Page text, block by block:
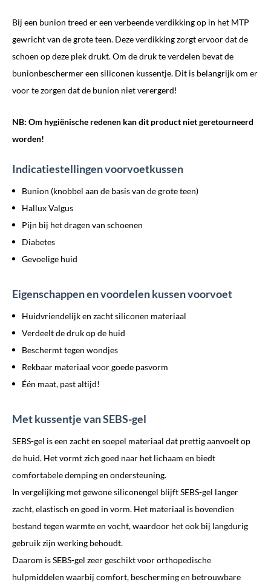
Bij een bunion treed er een verbeende verdikking op in het MTP
gewricht van de grote teen. Deze verdikking zorgt ervoor dat de
schoen op deze plek drukt. Om de druk te verdelen bevat de
bunionbeschermer een siliconen kussentje. Dit is belangrijk om er
voor te zorgen dat de bunion niet verergerd!
NB: Om hygiënische redenen kan dit product niet geretourneerd
worden!
Indicatiestellingen voorvoetkussen
Bunion (knobbel aan de basis van de grote teen)
Hallux Valgus
Pijn bij het dragen van schoenen
Diabetes
Gevoelige huid
Eigenschappen en voordelen kussen voorvoet
Huidvriendelijk en zacht siliconen materiaal
Verdeelt de druk op de huid
Beschermt tegen wondjes
Rekbaar materiaal voor goede pasvorm
Één maat, past altijd!
Met kussentje van SEBS-gel
SEBS-gel is een zacht en soepel materiaal dat prettig aanvoelt op
de huid. Het vormt zich goed naar het lichaam en biedt
comfortabele demping en ondersteuning.
In vergelijking met gewone siliconengel blijft SEBS-gel langer
zacht, elastisch en goed in vorm. Het materiaal is bovendien
bestand tegen warmte en vocht, waardoor het ook bij langdurig
gebruik zijn werking behoudt.
Daarom is SEBS-gel zeer geschikt voor orthopedische
hulpmiddelen waarbij comfort, bescherming en betrouwbare